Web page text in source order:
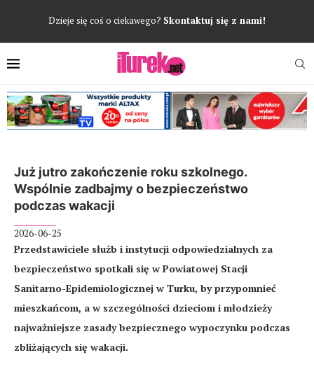
Dzieje się coś o ciekawego? Skontaktuj się z nami!
Już jutro zakończenie roku szkolnego.
Wspólnie zadbajmy o bezpieczeństwo
podczas wakacji
2026-06-25
Przedstawiciele służb i instytucji odpowiedzialnych za
bezpieczeństwo spotkali się w Powiatowej Stacji
Sanitarno-Epidemiologicznej w Turku, by przypomnieć
mieszkańcom, a w szczególności dzieciom i młodzieży
najważniejsze zasady bezpiecznego wypoczynku podczas
zbliżających się wakacji.